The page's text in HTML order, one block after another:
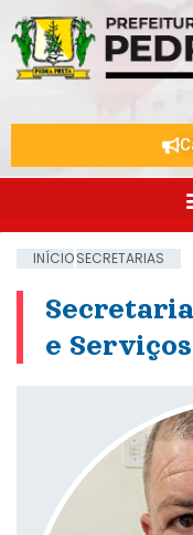
INÍCIOSECRETARIAS
e